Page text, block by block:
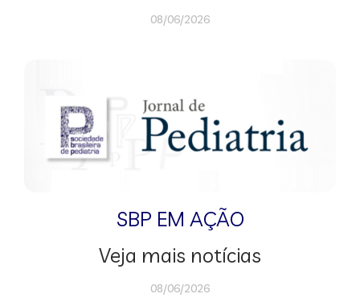
08/06/2026
SBP EM AÇÃO
Veja mais notícias
08/06/2026